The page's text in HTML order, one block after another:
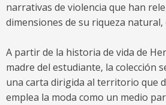
narrativas de violencia que han
dimensiones de su riqueza
A partir de la historia de vida de
madre del estudiante, la colección
una carta dirigida al territorio que
emplea la moda como un medio